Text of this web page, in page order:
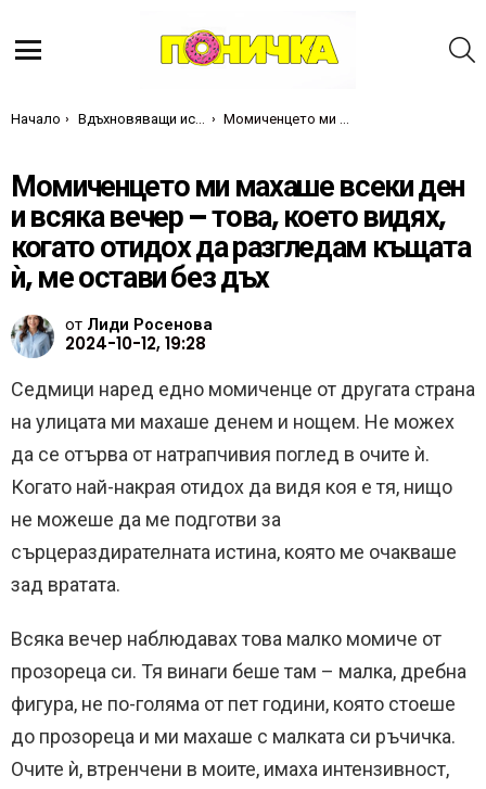
Ти си тук:
Начало Вдъхновяващи истории Момиченцето ми махаше всеки ден и всяка вечер – това, което видях, когато отидох да разгледам къщата ѝ, ме остави без дъх
Момиченцето ми махаше всеки ден
и всяка вечер – това, което видях,
когато отидох да разгледам къщата
ѝ, ме остави без дъх
от Лиди Росенова
2024-10-12, 19:28
Седмици наред едно момиченце от другата страна
на улицата ми махаше денем и нощем. Не можех
да се отърва от натрапчивия поглед в очите ѝ.
Когато най-накрая отидох да видя коя е тя, нищо
не можеше да ме подготви за
сърцераздирателната истина, която ме очакваше
зад вратата.
Всяка вечер наблюдавах това малко момиче от
прозореца си. Тя винаги беше там – малка, дребна
фигура, не по-голяма от пет години, която стоеше
до прозореца и ми махаше с малката си ръчичка.
Очите ѝ, втренчени в моите, имаха интензивност,